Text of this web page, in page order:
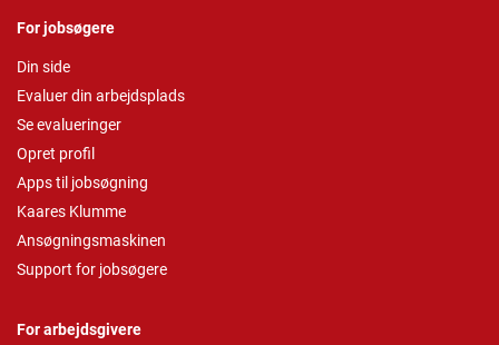
For jobsøgere
Din side
Evaluer din arbejdsplads
Se evalueringer
Opret profil
Apps til jobsøgning
Kaares Klumme
Ansøgningsmaskinen
Support for jobsøgere
For arbejdsgivere